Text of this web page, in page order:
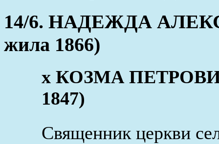
14/6. НАДЕЖДА
жила 1866)
х КОЗМА
1847)
Cвященник церкви